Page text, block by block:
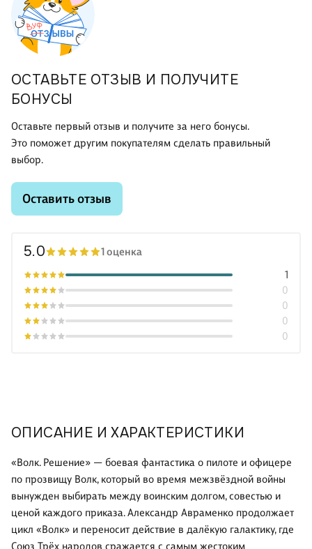
ОПИСАНИЕ И ХАРАКТЕРИСТИКИ
«Волк. Решение» — боевая фантастика о пилоте и офицере
по прозвищу Волк, который во время межзвёздной войны
вынужден выбирать между воинским долгом, совестью и
ценой каждого приказа. Александр Авраменко продолжает
цикл «Волк» и переносит действие в далёкую галактику, где
Союз Трёх народов сражается с самым жестоким
ОСТАВЬТЕ ОТЗЫВ И ПОЛУЧИТЕ
БОНУСЫ
Оставьте первый отзыв и получите за него бонусы.
Это поможет другим покупателям сделать правильный
выбор.
Оставить отзыв
5.0 1 оценка
0
0
0
0
1